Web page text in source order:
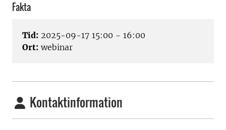
Fakta
Tid: 2025-09-17 15:00 - 16:00
Ort: webinar
Kontaktinformation